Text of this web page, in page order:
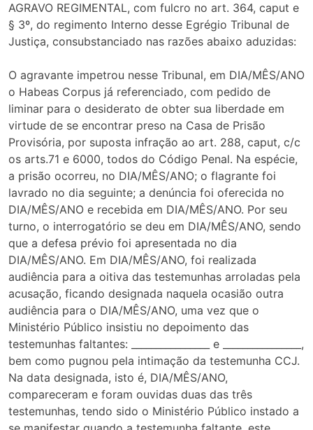
AGRAVO REGIMENTAL, com fulcro no art. 364, caput e
§ 3º, do regimento Interno desse Egrégio Tribunal de
Justiça, consubstanciado nas razões abaixo aduzidas:
O agravante impetrou nesse Tribunal, em DIA/MÊS/ANO
o Habeas Corpus já referenciado, com pedido de
liminar para o desiderato de obter sua liberdade em
virtude de se encontrar preso na Casa de Prisão
Provisória, por suposta infração ao art. 288, caput, c/c
os arts.71 e 6000, todos do Código Penal. Na espécie,
a prisão ocorreu, no DIA/MÊS/ANO; o flagrante foi
lavrado no dia seguinte; a denúncia foi oferecida no
DIA/MÊS/ANO e recebida em DIA/MÊS/ANO. Por seu
turno, o interrogatório se deu em DIA/MÊS/ANO, sendo
que a defesa prévio foi apresentada no dia
DIA/MÊS/ANO. Em DIA/MÊS/ANO, foi realizada
audiência para a oitiva das testemunhas arroladas pela
acusação, ficando designada naquela ocasião outra
audiência para o DIA/MÊS/ANO, uma vez que o
Ministério Público insistiu no depoimento das
testemunhas faltantes: ________________ e ________________,
bem como pugnou pela intimação da testemunha CCJ.
Na data designada, isto é, DIA/MÊS/ANO,
compareceram e foram ouvidas duas das três
testemunhas, tendo sido o Ministério Público instado a